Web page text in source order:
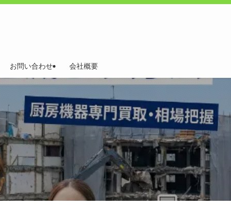
お問い合わせ 会社概要